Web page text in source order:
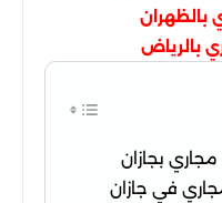
بالظهران
بالرياض
بجازان
في جازان